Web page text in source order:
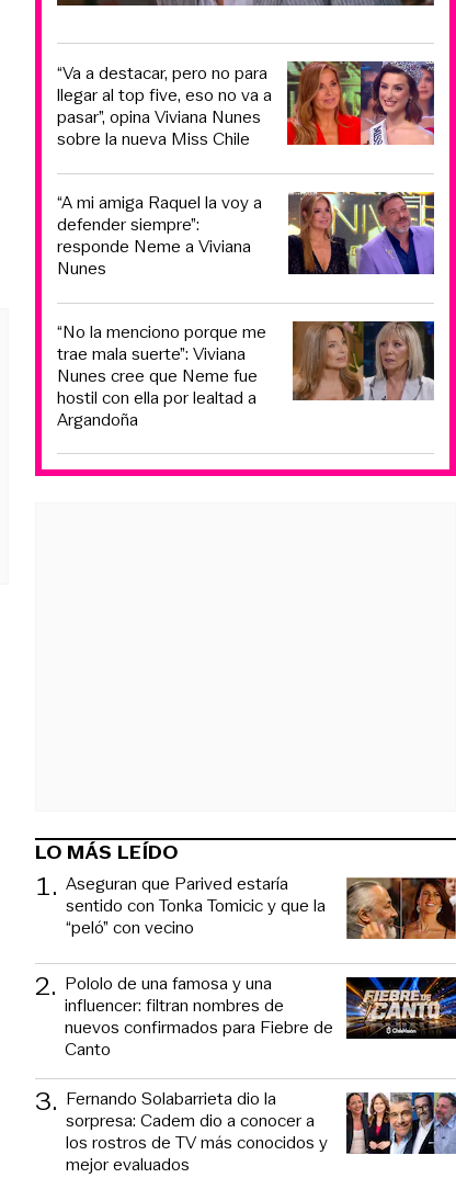
“Va a destacar, pero no para
llegar al top five, eso no va a
pasar”, opina Viviana Nunes
sobre la nueva Miss Chile
“A mi amiga Raquel la voy a
defender siempre”:
responde Neme a Viviana
Nunes
“No la menciono porque me
trae mala suerte”: Viviana
Nunes cree que Neme fue
hostil con ella por lealtad a
Argandoña
LO MÁS LEÍDO
1. Aseguran que Parived estaría
sentido con Tonka Tomicic y que la
“peló” con vecino
2. Pololo de una famosa y una
influencer: filtran nombres de
nuevos confirmados para Fiebre de
Canto
3. Fernando Solabarrieta dio la
sorpresa: Cadem dio a conocer a
los rostros de TV más conocidos y
mejor evaluados